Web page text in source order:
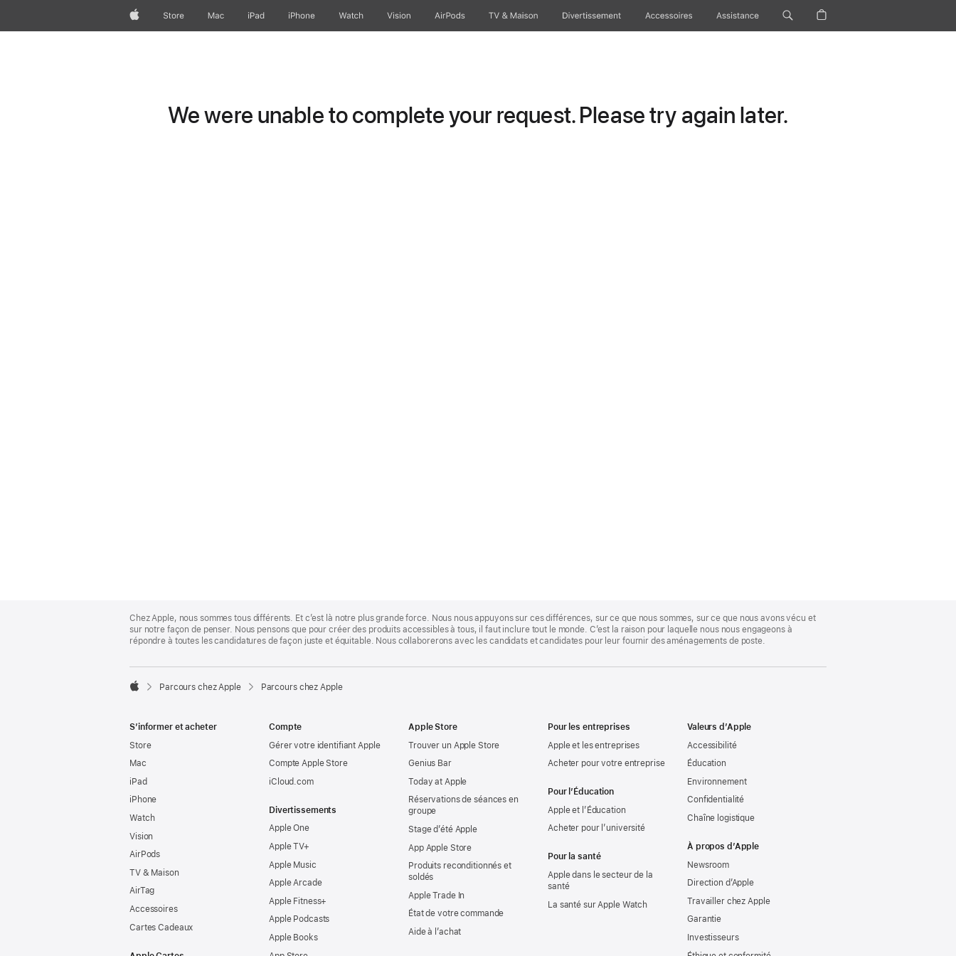
AppleStore Mac iPad iPhone Watch Vision AirPods TV & Maison Divertissements Accessoires Assistance
We were unable to complete your request. Please try again later.
Footer
Chez Apple, nous sommes tous différents. Et c’est là notre plus grande force. Nous nous appuyons sur ces différences, sur ce que nous sommes, sur ce que nous avons vécu et
sur notre façon de penser. Nous pensons que pour créer des produits accessibles à tous, il faut inclure tout le monde. C’est la raison pour laquelle nous nous engageons à
répondre à toutes les candidatures de façon juste et équitable. Nous collaborerons avec les candidats et candidates pour leur fournir des aménagements de poste.

Parcours chez Apple Parcours chez Apple
S’informer et acheter
Store
Mac
iPad
iPhone
Watch
Vision
AirPods
TV & Maison
AirTag
Accessoires
Cartes Cadeaux
Compte
Gérer votre identifiant Apple
Compte Apple Store
iCloud.com
Divertissements
Apple One
Apple TV+
Apple Music
Apple Arcade
Apple Fitness+
Apple Podcasts
Apple Books
Apple Store
Trouver un Apple Store
Genius Bar
Today at Apple
Réservations de séances en
groupe
Stage d’été Apple
App Apple Store
Produits reconditionnés et
soldés
Apple Trade In
État de votre commande
Aide à l’achat
Pour les entreprises
Apple et les entreprises
Acheter pour votre entreprise
Pour l’Éducation
Apple et l’Éducation
Acheter pour l’université
Pour la santé
Apple dans le secteur de la
santé
La santé sur Apple Watch
Valeurs d’Apple
Accessibilité
Éducation
Environnement
Confidentialité
Chaîne logistique
À propos d’Apple
Newsroom
Direction d’Apple
Travailler chez Apple
Garantie
Investisseurs